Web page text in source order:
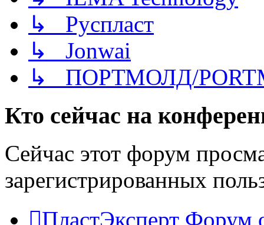
↳ Руспласт
↳ Jonwai
↳ ПОРТМОЛД/
Кто сейчас на
Сейчас этот форум
зарегистрированных
ПластЭксперт Форум